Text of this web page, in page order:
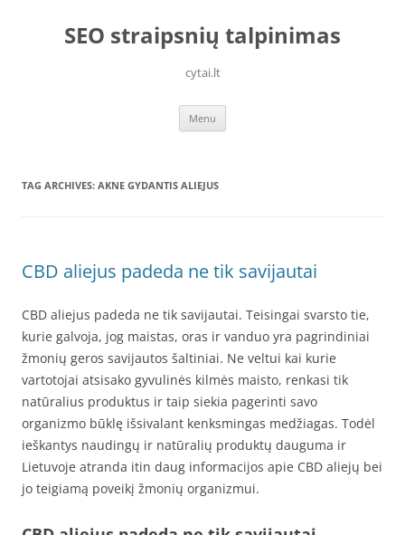
contentSEO straipsnių talpinimas
cytai.lt
Menu
TAG ARCHIVES: AKNE GYDANTIS ALIEJUS
CBD aliejus padeda ne tik savijautai
CBD aliejus padeda ne tik savijautai. Teisingai svarsto tie,
kurie galvoja, jog maistas, oras ir vanduo yra pagrindiniai
žmonių geros savijautos šaltiniai. Ne veltui kai kurie
vartotojai atsisako gyvulinės kilmės maisto, renkasi tik
natūralius produktus ir taip siekia pagerinti savo
organizmo būklę išsivalant kenksmingas medžiagas. Todėl
ieškantys naudingų ir natūralių produktų dauguma ir
Lietuvoje atranda itin daug informacijos apie CBD aliejų bei
jo teigiamą poveikį žmonių organizmui.